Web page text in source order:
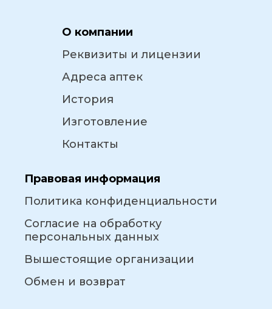
О компании
Реквизиты и лицензии
Адреса аптек
История
Изготовление
Контакты
Правовая информация
Политика конфиденциальности
Согласие на обработку
персональных данных
Вышестоящие организации
Обмен и возврат